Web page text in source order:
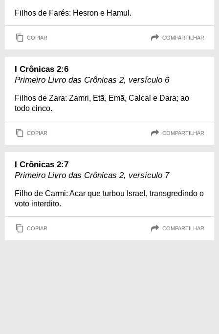
Filhos de Farés: Hesron e Hamul.
COPIAR COMPARTILHAR
I Crônicas 2:6
Primeiro Livro das Crônicas 2, versículo 6
Filhos de Zara: Zamri, Etã, Emã, Calcal e Dara; ao
todo cinco.
COPIAR COMPARTILHAR
I Crônicas 2:7
Primeiro Livro das Crônicas 2, versículo 7
Filho de Carmi: Acar que turbou Israel, transgredindo o
voto interdito.
COPIAR COMPARTILHAR